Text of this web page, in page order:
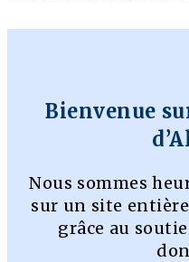
Bienvenue
Nous sommes
sur un site
grâce au